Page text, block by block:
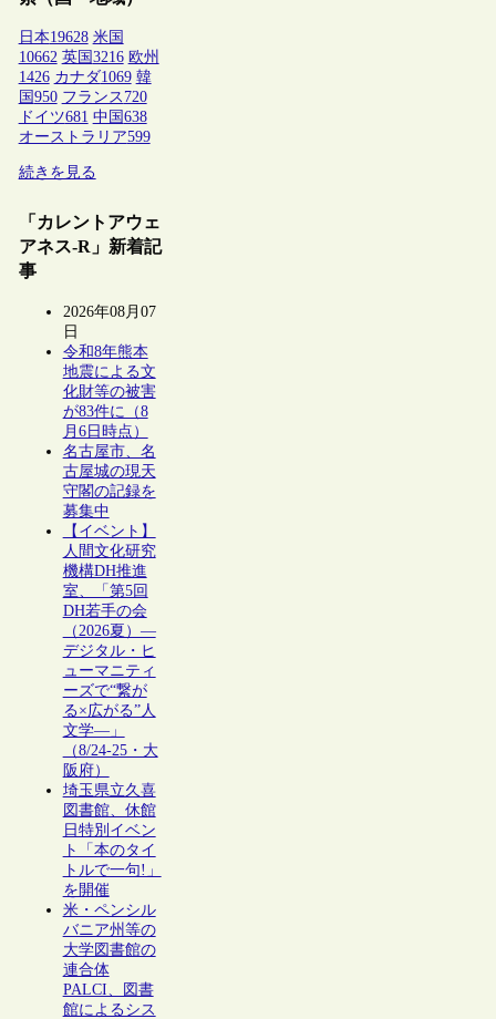
日本19628 米国
10662 英国 3216 欧州
1426 カナダ1069 韓
国 950 フランス 720
ドイツ681 中国 638
オーストラリア599
続きを見る
「カレントアウェ
アネス-R」新着記
事
2026年08月07
日
令和8年熊本
地震による文
化財等の被害
が83件に（8
月6日時点）
名古屋市、名
古屋城の現天
守閣の記録を
募集中
【イベント】
人間文化研究
機構DH推進
室、「第5回
DH若手の会
（2026夏）―
デジタル・ヒ
ューマニティ
ーズで“繋が
る×広がる”人
文学―」
（8/24-25・大
阪府）
埼玉県立久喜
図書館、休館
日特別イベン
ト「本のタイ
トルで一句!」
を開催
米・ペンシル
バニア州等の
大学図書館の
連合体
PALCI、図書
館によるシス